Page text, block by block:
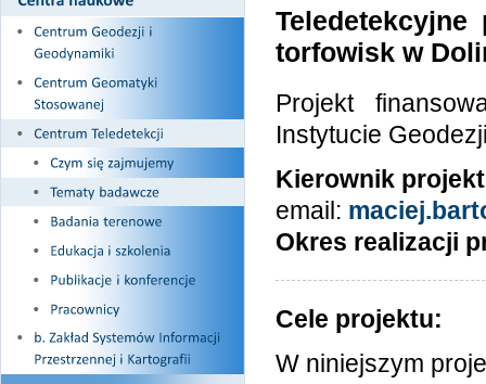
torfowisk w
Projekt
Instytucie
Kierownik
email:
Okres realizacji
Cele projektu:
W niniejszym